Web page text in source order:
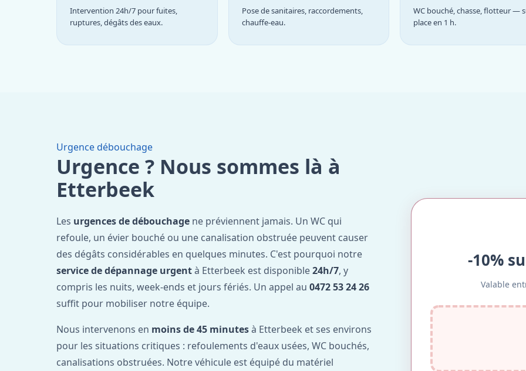
Intervention 24h/7 pour fuites,
ruptures, dégâts des eaux.
Pose de sanitaires, raccordements,
chauffe-eau.
WC bouché, chasse, flotteur —
place en 1 h.
Urgence débouchage
Urgence ? Nous sommes là à
Etterbeek
Les urgences de débouchage ne préviennent jamais. Un WC qui
refoule, un évier bouché ou une canalisation obstruée peuvent causer
des dégâts considérables en quelques minutes. C'est pourquoi notre
service de dépannage urgentà Etterbeek est disponible24h/7, y
compris les nuits, week-ends et jours fériés. Un appel au 0472 53 24 26
suffit pour mobiliser notre équipe.
Nous intervenons en moins de 45 minutesà Etterbeek et ses environs
pour les situations critiques : refoulements d'eaux usées, WC bouchés,
canalisations obstruées. Notre véhicule est équipé du matériel
-10%
Valable